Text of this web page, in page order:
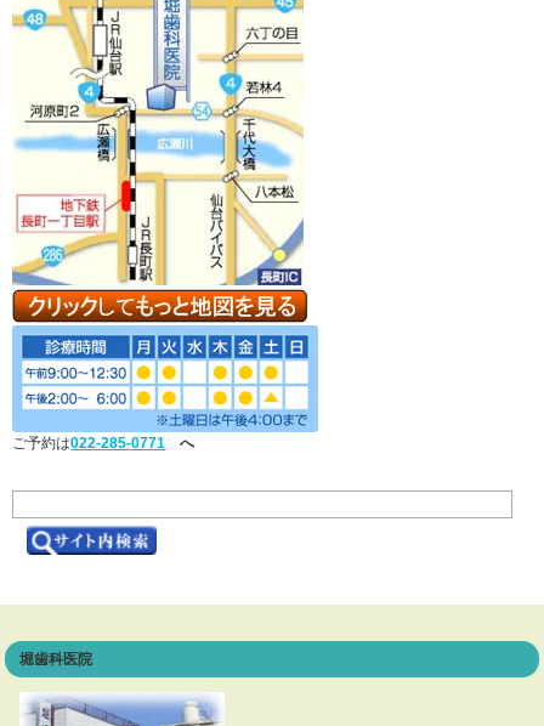
ご予約は022-285-0771 へ
堀歯科医院